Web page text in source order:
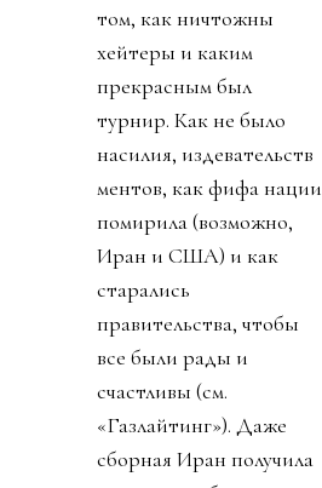
том, как ничтожны
хейтеры и каким
прекрасным был
турнир. Как не было
насилия, издевательств
ментов, как фифа нации
помирила (возможно,
Иран и США) и как
старались
правительства, чтобы
все были рады и
счастливы (см.
«Газлайтинг»). Даже
сборная Иран получила